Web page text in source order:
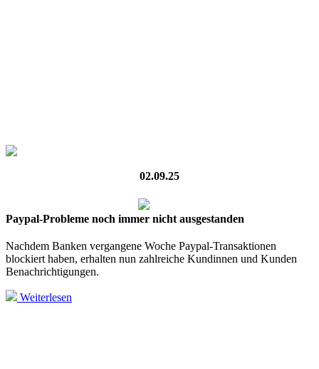
02.09.25
Paypal-Probleme noch immer nicht ausgestanden
Nachdem Banken vergangene Woche Paypal-Transaktionen
blockiert haben, erhalten nun zahlreiche Kundinnen und Kunden
Benachrichtigungen.
Weiterlesen